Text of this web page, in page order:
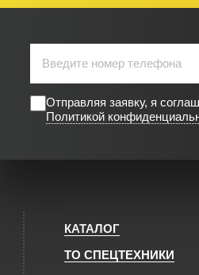
Отправляя заявку, я
Политикой
КАТАЛОГ
ТО СПЕЦТЕХНИКИ